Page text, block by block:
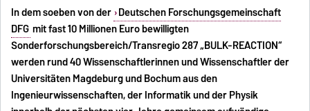
In dem soeben von der Deutschen Forschungsgemeinschaft
DFG mit fast 10 Millionen Euro bewilligten
Sonderforschungsbereich/Transregio 287 „BULK-REACTION“
werden rund 40 Wissenschaftlerinnen und Wissenschaftler der
Universitäten Magdeburg und Bochum aus den
Ingenieurwissenschaften, der Informatik und der Physik